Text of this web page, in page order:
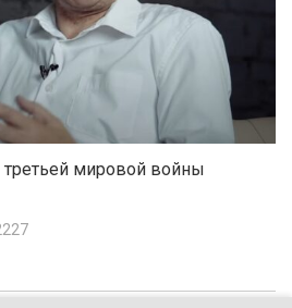
третьей мировой войны